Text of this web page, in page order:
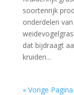
soortenrijk
onderdelen
dat bijdraagt
kruiden...
« Vorige Pagina